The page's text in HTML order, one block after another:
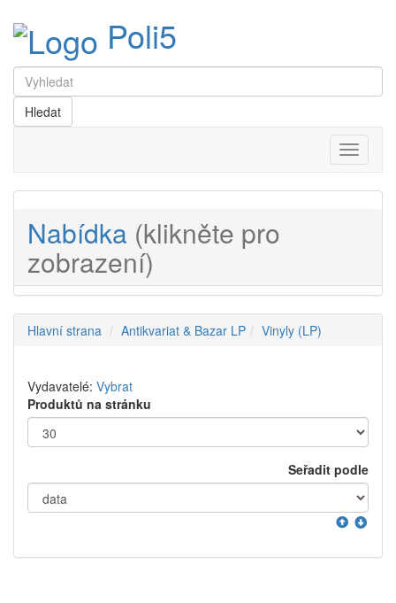
Poli5
Menu
Nabídka (klikněte pro
zobrazení)
Hlavní strana Antikvariat & Bazar LP Vinyly (LP)
Vydavatelé: Vybrat
Produktů na stránku
Seřadit podle